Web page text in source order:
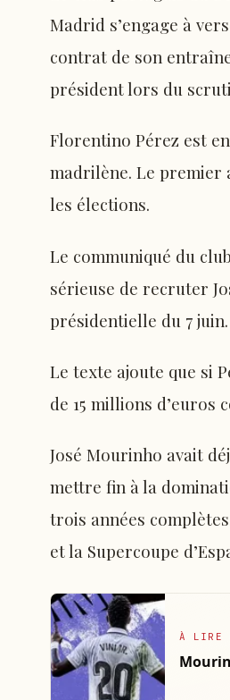
Madrid s’engage à
contrat de son
président lors du
Florentino Pérez est
madrilène. Le premier
les élections.
Le communiqué du
sérieuse de recruter
présidentielle du 7 juin.
Le texte ajoute que si
de 15 millions
José Mourinho avait
mettre fin à la
trois années
et la Supercoupe
À LIRE